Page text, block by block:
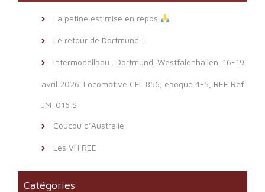
La patine est mise en repos
Le retour de Dortmund !
Intermodellbau . Dortmund. Westfalenhallen. 16-19
avril 2026. Locomotive CFL 856, époque 4-5, REE Ref
JM-016 S
Coucou d’Australie
Les VH REE
Catégories